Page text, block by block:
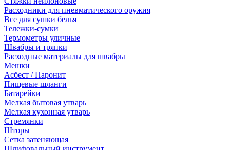
Расходники для пневматического оружия
Все для сушки белья
Тележки-сумки
Термометры уличные
Швабры и тряпки
Расходные материалы для швабры
Мешки
Асбест / Паронит
Пищевые шланги
Батарейки
Мелкая бытовая утварь
Мелкая кухонная утварь
Стремянки
Шторы
Сетка затеняющая